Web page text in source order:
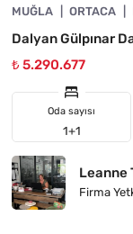
ÖNE ÇIKAN
MUĞLA ORTACA
Dalyan Gülpınar
₺ 5.290.677
Oda sayısı
1+1
Leanne
Firma